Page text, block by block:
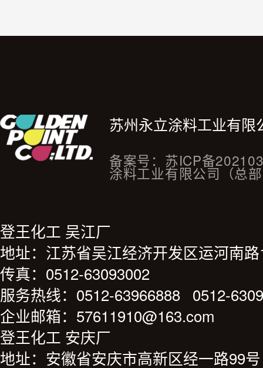
苏州永立涂料工业有限
备案号： 苏ICP备
涂料工业有限公司（总
登王化工 吴江厂
地址：江苏省吴江经济开发区运河南
传真：0512-63093002
服务热线：0512-63966888 0512-
企业邮箱：57611910@163.com
登王化工 安庆厂
地址：安徽省安庆市高新区经一路99号